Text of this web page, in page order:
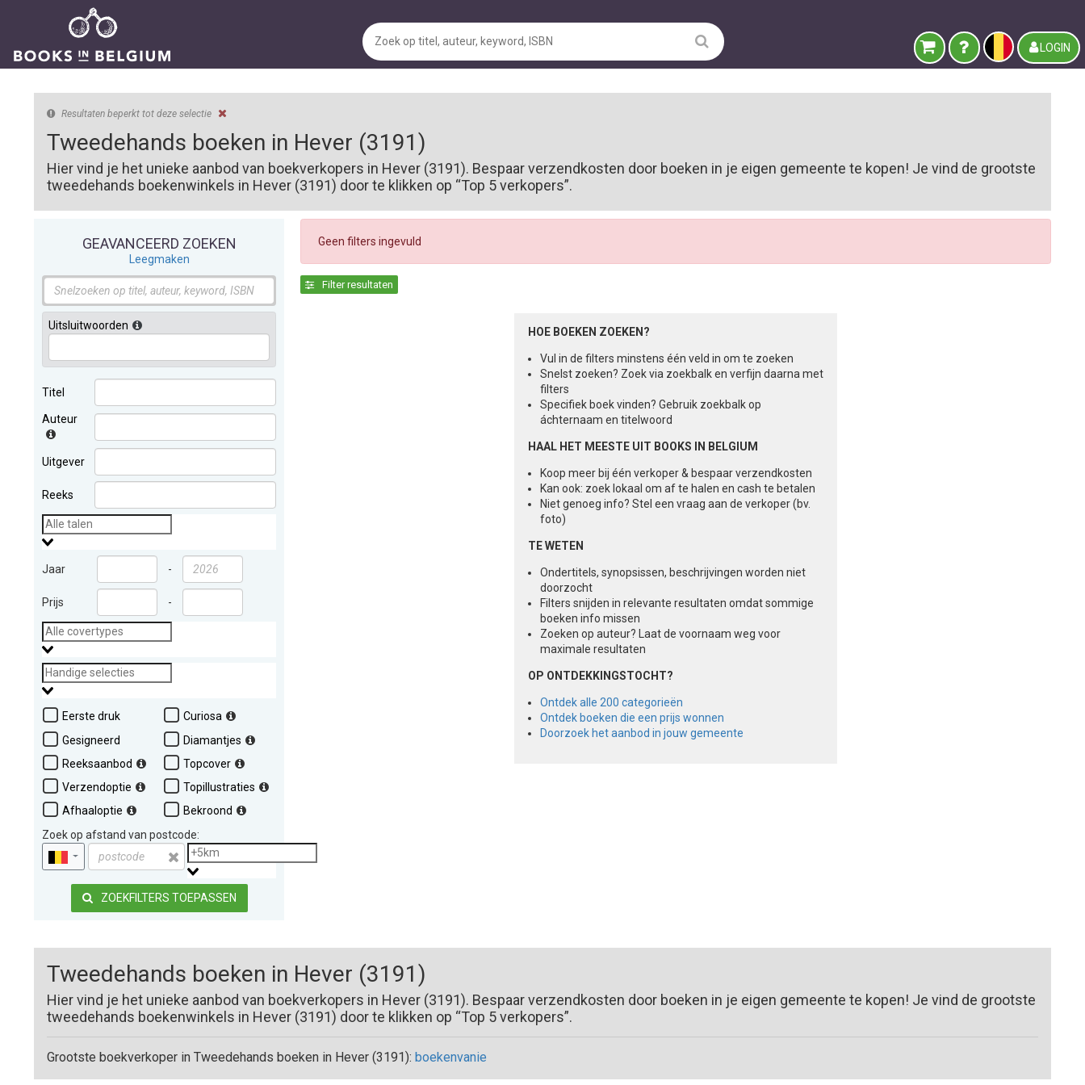
LOGIN
Resultaten beperkt tot deze selectie
Tweedehands boeken in Hever (3191)
Hier vind je het unieke aanbod van boekverkopers in Hever (3191). Bespaar verzendkosten door boeken in je eigen gemeente te kopen! Je vind de grootste
tweedehands boekenwinkels in Hever (3191) door te klikken op “Top 5 verkopers”.
GEAVANCEERD ZOEKEN
Leegmaken
Uitsluitwoorden
Titel
Auteur
Uitgever
Reeks
Jaar -
Prijs -
Eerste druk
Gesigneerd
Reeksaanbod
Verzendoptie
Afhaaloptie
Curiosa
Diamantjes
Topcover
Topillustraties
Bekroond
Zoek op afstand van postcode:
ZOEKFILTERS TOEPASSEN
Geen filters ingevuld
Filter resultaten
HOE BOEKEN ZOEKEN?
Vul in de filters minstens één veld in om te zoeken
Snelst zoeken? Zoek via zoekbalk en verfijn daarna met
filters
Specifiek boek vinden? Gebruik zoekbalk op
áchternaam en titelwoord
HAAL HET MEESTE UIT BOOKS IN BELGIUM
Koop meer bij één verkoper & bespaar verzendkosten
Kan ook: zoek lokaal om af te halen en cash te betalen
Niet genoeg info? Stel een vraag aan de verkoper (bv.
foto)
TE WETEN
Ondertitels, synopsissen, beschrijvingen worden niet
doorzocht
Filters snijden in relevante resultaten omdat sommige
boeken info missen
Zoeken op auteur? Laat de voornaam weg voor
maximale resultaten
OP ONTDEKKINGSTOCHT?
Ontdek alle 200 categorieën
Ontdek boeken die een prijs wonnen
Doorzoek het aanbod in jouw gemeente
Tweedehands boeken in Hever (3191)
Hier vind je het unieke aanbod van boekverkopers in Hever (3191). Bespaar verzendkosten door boeken in je eigen gemeente te kopen! Je vind de grootste
tweedehands boekenwinkels in Hever (3191) door te klikken op “Top 5 verkopers”.
Grootste boekverkoper in Tweedehands boeken in Hever (3191): boekenvanie